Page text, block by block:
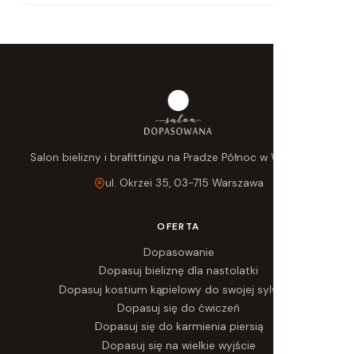
Salon bielizny i brafittingu na Pradze Północ w Warszawie.
ul. Okrzei 35, 03-715 Warszawa
OFERTA
Dopasowanie
Dopasuj bieliznę dla nastolatki
Dopasuj kostium kąpielowy do swojej sylwetki
Dopasuj się do ćwiczeń
Dopasuj się do karmienia piersią
Dopasuj się na wielkie wyjście